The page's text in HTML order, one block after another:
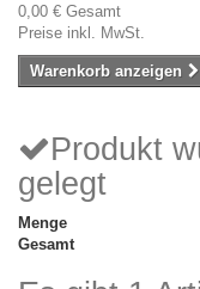
0,00 € Gesamt
Preise inkl. MwSt.
Warenkorb anzeigen
Produkt
gelegt
Menge
Gesamt